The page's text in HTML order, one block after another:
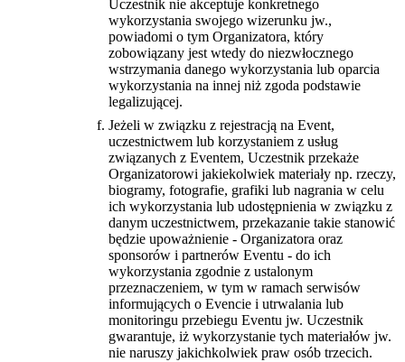
Uczestnik nie akceptuje konkretnego
wykorzystania swojego wizerunku jw.,
powiadomi o tym Organizatora, który
zobowiązany jest wtedy do niezwłocznego
wstrzymania danego wykorzystania lub oparcia
wykorzystania na innej niż zgoda podstawie
legalizującej.
Jeżeli w związku z rejestracją na Event,
uczestnictwem lub korzystaniem z usług
związanych z Eventem, Uczestnik przekaże
Organizatorowi jakiekolwiek materiały np. rzeczy,
biogramy, fotografie, grafiki lub nagrania w celu
ich wykorzystania lub udostępnienia w związku z
danym uczestnictwem, przekazanie takie stanowić
będzie upoważnienie - Organizatora oraz
sponsorów i partnerów Eventu - do ich
wykorzystania zgodnie z ustalonym
przeznaczeniem, w tym w ramach serwisów
informujących o Evencie i utrwalania lub
monitoringu przebiegu Eventu jw. Uczestnik
gwarantuje, iż wykorzystanie tych materiałów jw.
nie naruszy jakichkolwiek praw osób trzecich.